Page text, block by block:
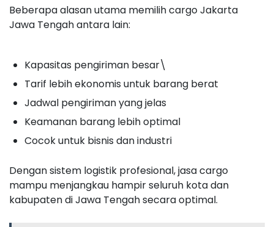
Beberapa alasan utama memilih cargo Jakarta
Jawa Tengah antara lain:
Kapasitas pengiriman besar\
Tarif lebih ekonomis untuk barang berat
Jadwal pengiriman yang jelas
Keamanan barang lebih optimal
Cocok untuk bisnis dan industri
Dengan sistem logistik profesional, jasa cargo
mampu menjangkau hampir seluruh kota dan
kabupaten di Jawa Tengah secara optimal.